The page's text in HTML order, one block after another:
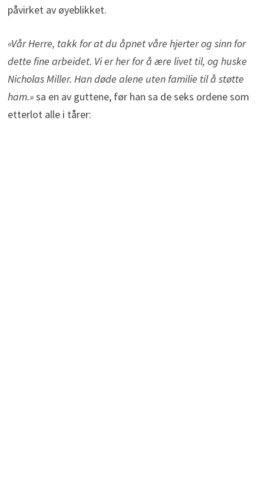
påvirket av øyeblikket.
«Vår Herre, takk for at du åpnet våre hjerter og sinn for
dette fine arbeidet. Vi er her for å ære livet til, og huske
Nicholas Miller. Han døde alene uten familie til å støtte
ham.»sa en av guttene, før han sa de seks ordene som
etterlot alle i tårer: